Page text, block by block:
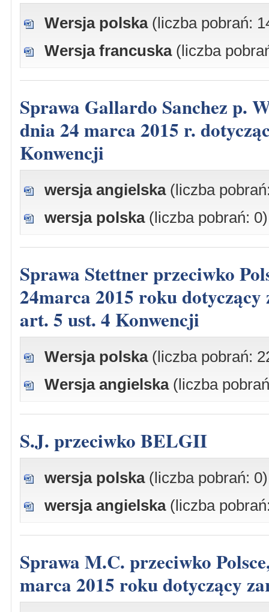
Wersja polska (liczba pobrań:
Wersja francuska (liczba
Sprawa Gallardo Sanchez p. Włochom, skarga nr 11620/07, wyrok z
dnia 24 marca 2015 r.
Konwencji
wersja angielska (liczba
wersja polska (liczba pobrań: 0)
Sprawa Stettner przeciwko Polsce, skarga nr 38510/06, wyrok z dnia
24marca 2015 roku
art. 5 ust. 4 Konwencji
Wersja polska (liczba pobrań:
Wersja angielska (liczba
S.J. przeciwko BELGII
wersja polska (liczba pobrań: 0)
wersja angielska (liczba
Sprawa M.C. przeciwko Polsce, skarga nr 23692/09, wyrok z dnia 3
marca 2015 roku dotyczący